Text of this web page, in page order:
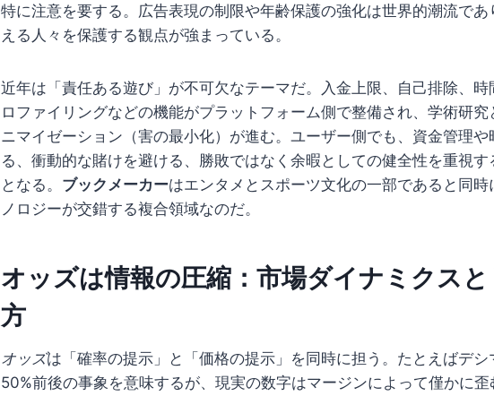
特に注意を要する。広告表現の制限や年齢保護の強化は世界的潮流で
える人々を保護する観点が強まっている。
近年は「責任ある遊び」が不可欠なテーマだ。入金上限、自己排除、
ロファイリングなどの機能がプラットフォーム側で整備され、学術研究
ニマイゼーション（害の最小化）が進む。ユーザー側でも、資金管理
る、衝動的な賭けを避ける、勝敗ではなく余暇としての健全性を重視
となる。 ブックメーカーはエンタメとスポーツ文化の一部であると同時
ノロジーが交錯する複合領域なのだ。
オッズは情報の圧縮：市場ダイナミクスと
方
オッズは「確率の提示」と「価格の提示」を同時に担う。たとえばデ
50%前後の事象を意味するが、現実の数字はマージンによって僅かに